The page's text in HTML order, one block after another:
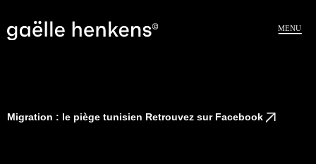
MENU
Migration : le piège tunisien Retrouvez sur Facebook